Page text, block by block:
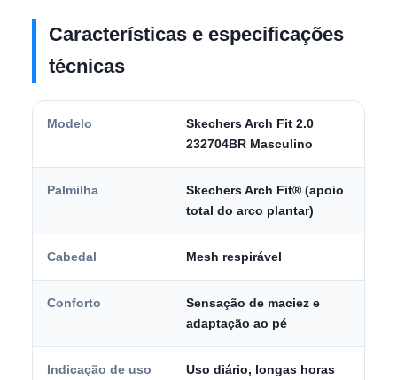
Características e especificações
técnicas
Modelo
Skechers Arch Fit 2.0
232704BR Masculino
Palmilha
Skechers Arch Fit® (apoio
total do arco plantar)
Cabedal Mesh respirável
Conforto
Sensação de maciez e
adaptação ao pé
Indicação de uso
Uso diário, longas horas